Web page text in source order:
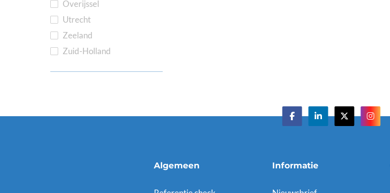
Overijssel
Utrecht
Zeeland
Zuid-Holland
Algemeen Informatie